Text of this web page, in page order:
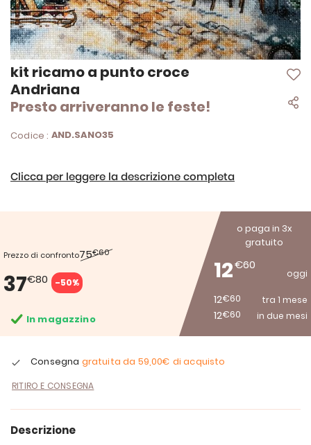
kit ricamo a punto croce
Andriana
Presto arriveranno le feste!
Codice : AND.SANO35
Clicca per leggere la descrizione completa
Prezzo di confronto75€60
37€80 -50%
o paga in 3x
gratuito
12€60
oggi
12€60 tra 1 mese
12€60 in due mesi
In magazzino
Consegna gratuita da 59,00€ di acquisto
RITIRO E CONSEGNA
Vai
all'inizio
della
galleria
immagini
Descrizione